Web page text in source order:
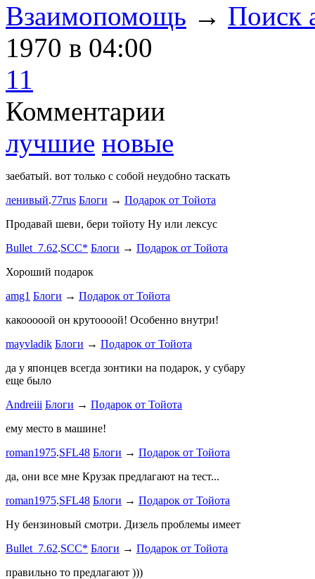
Взаимопомощь → Поиск
1970 в 04:00
11
Комментарии
лучшие новые
заебатый. вот только с собой неудобно таскать
ленивый.77rus Блоги → Подарок от Тойота
Продавай шеви, бери тойоту Ну или лексус
Bullet_7.62.SCC* Блоги → Подарок от Тойота
Хороший подарок
amg1 Блоги → Подарок от Тойота
какооооой он крутоооой! Особенно внутри!
mayvladik Блоги → Подарок от Тойота
да у японцев всегда зонтики на подарок, у субару
еще было
Andreiii Блоги → Подарок от Тойота
ему место в машине!
roman1975.SFL48 Блоги → Подарок от Тойота
да, они все мне Крузак предлагают на тест...
roman1975.SFL48 Блоги → Подарок от Тойота
Ну бензиновый смотри. Дизель проблемы имеет
Bullet_7.62.SCC* Блоги → Подарок от Тойота
правильно то предлагают )))